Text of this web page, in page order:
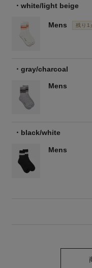
white/light beige
Mens 残り1
gray/charcoal
Mens
black/white
Mens